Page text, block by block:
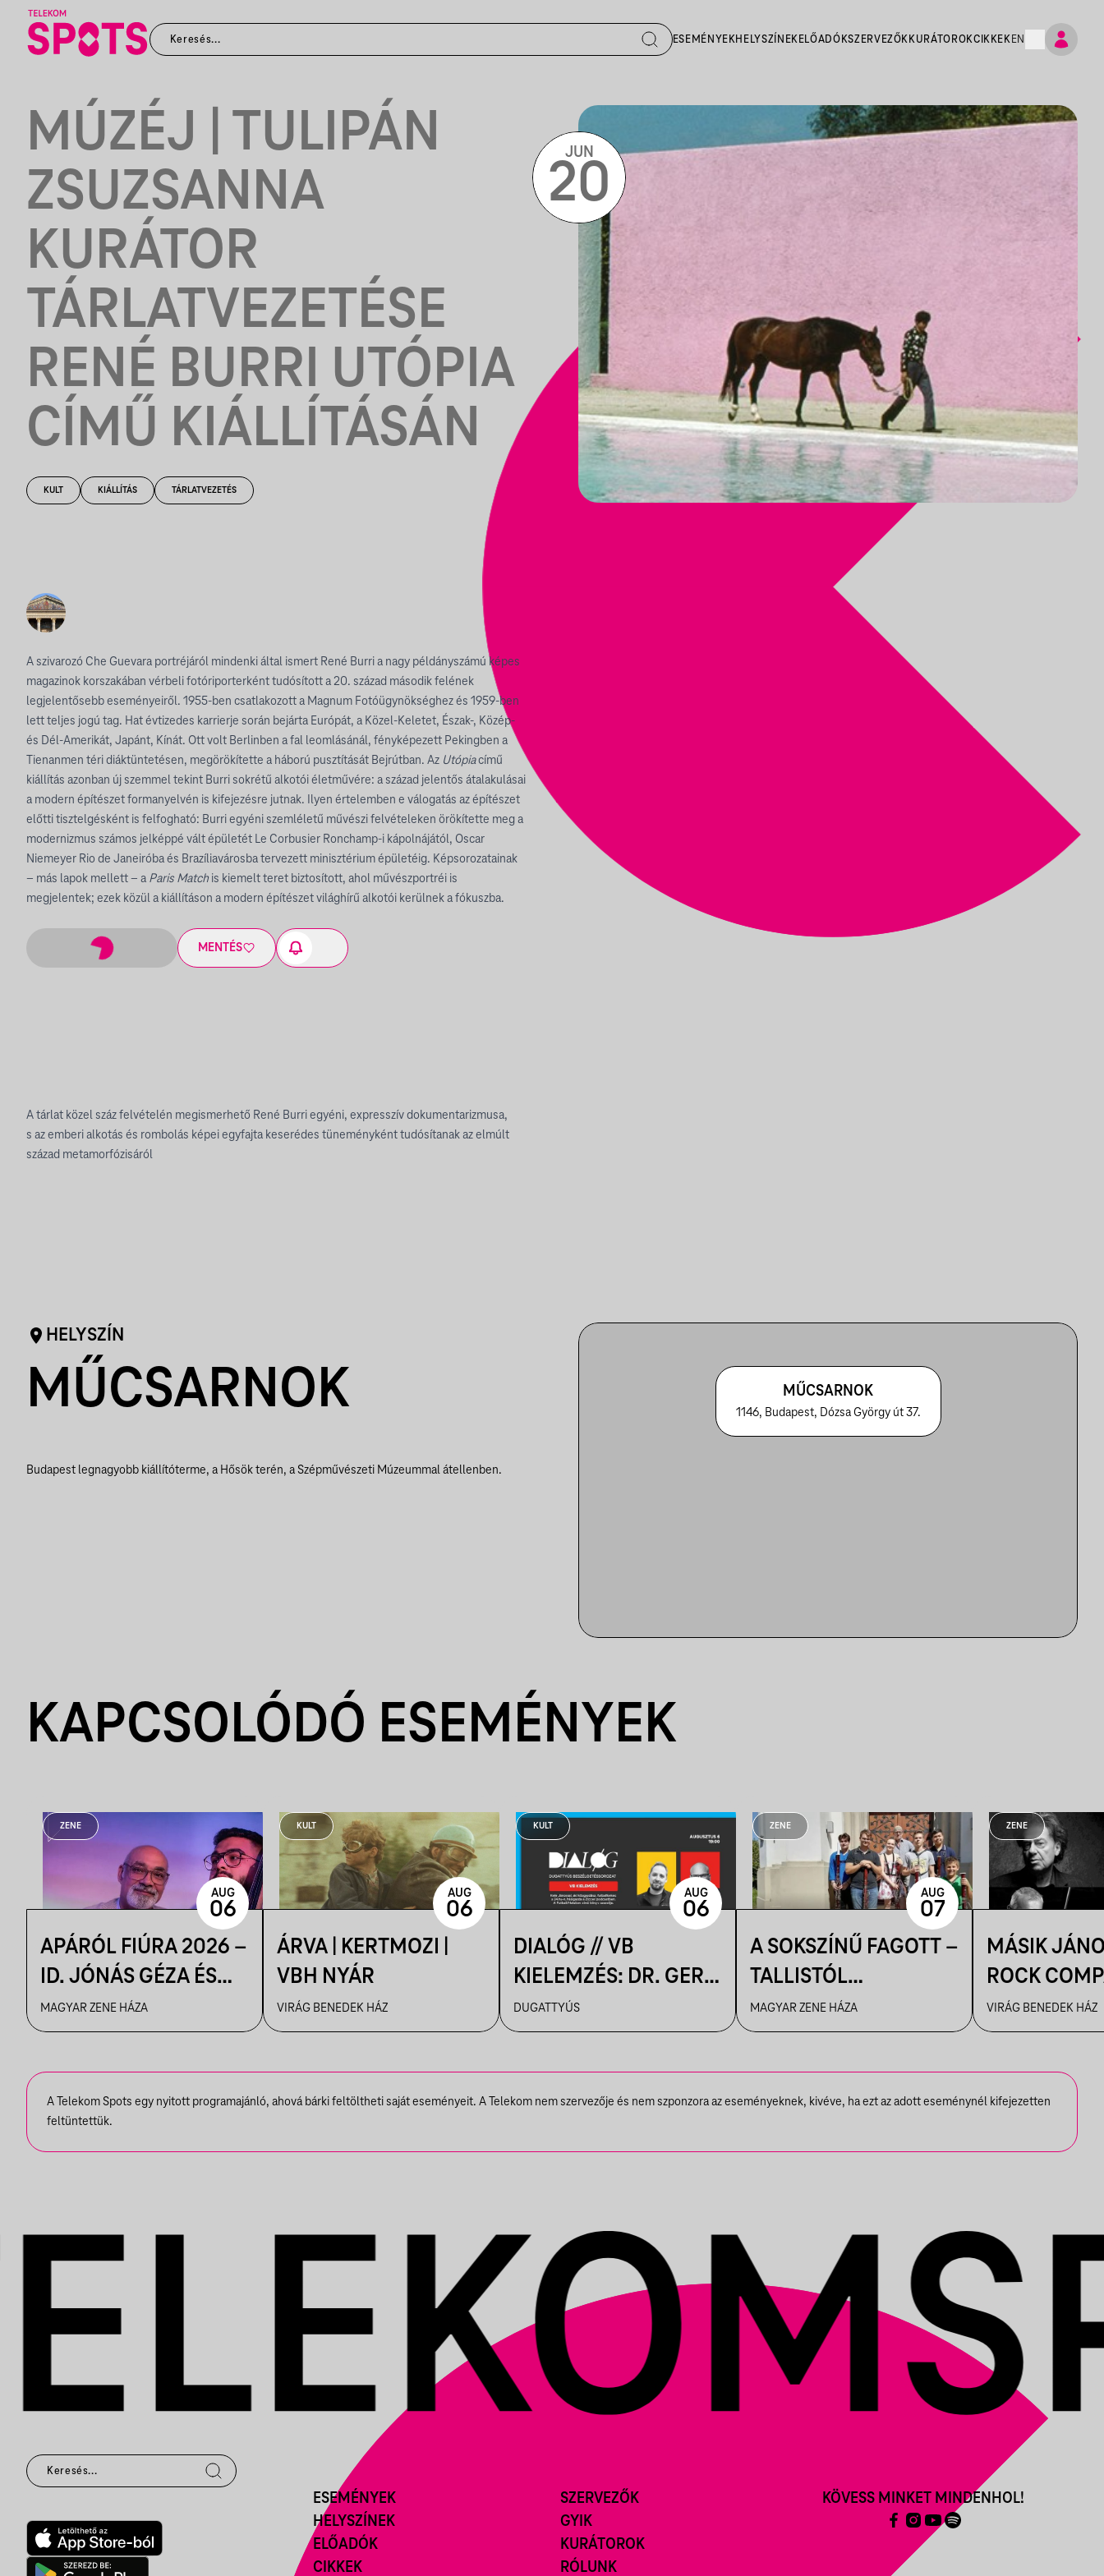
ESEMÉNYEKHELYSZÍNEK ELŐADÓKSZERVEZŐK KURÁTOROKCIKKEK EN
MÚZÉJ | TULIPÁN
ZSUZSANNA
KURÁTOR
TÁRLATVEZETÉSE
RENÉ BURRI UTÓPIA
CÍMŰ KIÁLLÍTÁSÁN
KULT KIÁLLÍTÁS TÁRLATVEZETÉS
A szivarozó Che Guevara portréjáról mindenki által ismert René Burri a nagy példányszámú képes
magazinok korszakában vérbeli fotóriporterként tudósított a 20. század második felének
legjelentősebb eseményeiről. 1955-ben csatlakozott a Magnum Fotóügynökséghez és 1959-ben
lett teljes jogú tag. Hat évtizedes karrierje során bejárta Európát, a Közel-Keletet, Észak-, Közép-
és Dél-Amerikát, Japánt, Kínát. Ott volt Berlinben a fal leomlásánál, fényképezett Pekingben a
Tienanmen téri diáktüntetésen, megörökítette a háború pusztítását Bejrútban. Az Utópiacímű
kiállítás azonban új szemmel tekint Burri sokrétű alkotói életművére: a század jelentős átalakulásai
a modern építészet formanyelvén is kifejezésre jutnak. Ilyen értelemben e válogatás az építészet
előtti tisztelgésként is felfogható: Burri egyéni szemléletű művészi felvételeken örökítette meg a
modernizmus számos jelképpé vált épületét Le Corbusier Ronchamp-i kápolnájától, Oscar
Niemeyer Rio de Janeiróba és Brazíliavárosba tervezett minisztérium épületéig. Képsorozatainak
– más lapok mellett – a Paris Match is kiemelt teret biztosított, ahol művészportréi is
megjelentek; ezek közül a kiállításon a modern építészet világhírű alkotói kerülnek a fókuszba.
MENTÉS
JUN
20
A tárlat közel száz felvételén megismerhető René Burri egyéni, expresszív dokumentarizmusa,
s az emberi alkotás és rombolás képei egyfajta keserédes tüneményként tudósítanak az elmúlt
század metamorfózisáról
HELYSZÍN
MŰCSARNOK
Budapest legnagyobb kiállítóterme, a Hősök terén, a Szépművészeti Múzeummal átellenben.
MŰCSARNOK
1146, Budapest, Dózsa György út 37.
KAPCSOLÓDÓ ESEMÉNYEK
ZENE
APÁRÓL FIÚRA 2026 –
ID. JÓNÁS GÉZA ÉS
ZENEKARA & IFJ.
JÓNÁS GÉZA ÉS
ZENEKARA, VENDÉG:
ROBY LAKATOS,
EMILIO
MAGYAR ZENE HÁZA
AUG
06
KULT
ÁRVA | KERTMOZI |
VBH NYÁR
VIRÁG BENEDEK HÁZ
AUG
06
KULT
DIALÓG // VB
KIELEMZÉS: DR. GERŐ
TAMÁS ÉS KELE
JÁNOS
BESZÉLGETÉSE
DUGATTYÚS
AUG
06
ZENE
A SOKSZÍNŰ FAGOTT –
TALLISTÓL
PIAZZOLLÁIG
MAGYAR ZENE HÁZA
AUG
07
ZENE
MÁSIK
ROCK
VBH NYÁR
VIRÁG BENEDEK HÁZ
A Telekom Spots egy nyitott programajánló, ahová bárki feltöltheti saját eseményeit. A Telekom nem szervezője és nem szponzora az eseményeknek, kivéve, ha ezt az adott eseménynél kifejezetten
feltüntettük.
ESEMÉNYEK
HELYSZÍNEK
ELŐADÓK
CIKKEK
SZERVEZŐK
GYIK
KURÁTOROK
RÓLUNK
KÖVESS MINKET MINDENHOL!